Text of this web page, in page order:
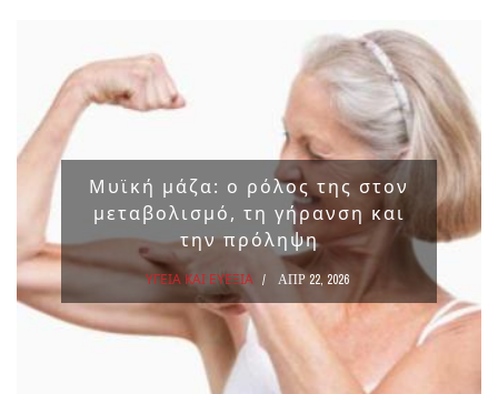
Μυϊκή μάζα: ο ρόλος της στον
μεταβολισμό, τη γήρανση και
την πρόληψη
ΥΓΕΙΑ ΚΑΙ ΕΥΕΞΙΑ ΑΠΡ 22, 2026